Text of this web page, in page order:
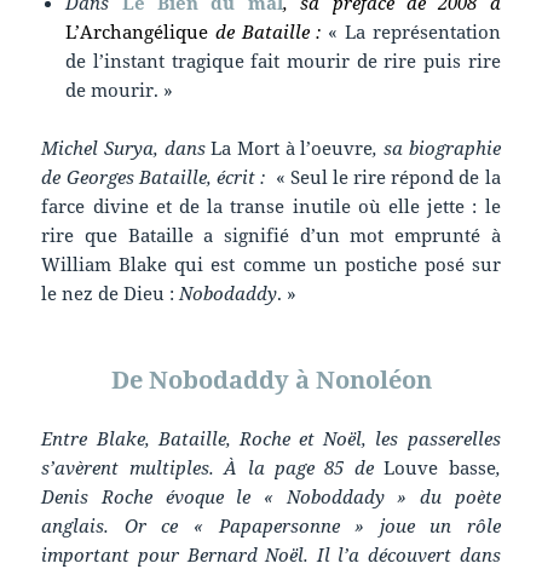
L’Archangélique de Bataille: « La représentation
de l’instant tragique fait mourir de rire puis rire
de mourir. »
Michel Surya, dansLa Mort à l’oeuvre, sa biographie
de Georges Bataille, écrit : « Seul le rire répond de la
farce divine et de la transe inutile où elle jette : le
rire que Bataille a signifié d’un mot emprunté à
William Blake qui est comme un postiche posé sur
le nez de Dieu :Nobodaddy. »
De Nobodaddy à Nonoléon
Entre Blake, Bataille, Roche et Noël, les passerelles
s’avèrent multiples. À la page 85 deLouve basse,
Denis Roche évoque le « Noboddady » du poète
anglais. Or ce « Papapersonne » joue un rôle
important pour Bernard Noël. Il l’a découvert dans